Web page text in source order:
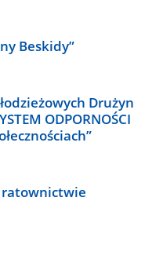
Beskidy”
Drużyn
ODPORNOŚCI
ratownictwie